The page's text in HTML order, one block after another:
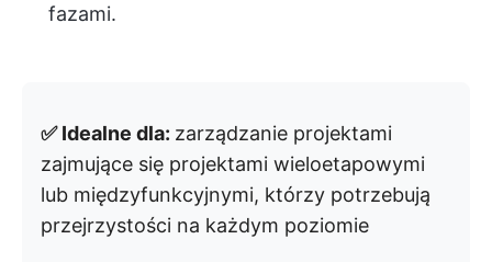
fazami.
✅ Idealne dla: zarządzanie projektami
zajmujące się projektami wieloetapowymi
lub międzyfunkcyjnymi, którzy potrzebują
przejrzystości na każdym poziomie